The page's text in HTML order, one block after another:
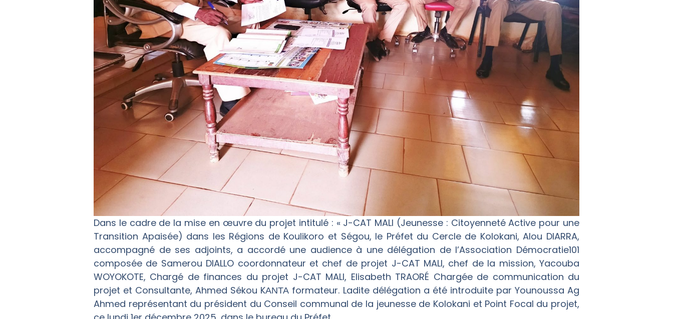
Dans le cadre de la mise en œuvre du projet intitulé : « J-CAT MALI (Jeunesse : Citoyenneté Active pour une
Transition Apaisée) dans les Régions de Koulikoro et Ségou, le Préfet du Cercle de Kolokani, Alou DIARRA,
accompagné de ses adjoints, a accordé une audience à une délégation de l’Association Démocratie101
composée de Samerou DIALLO coordonnateur et chef de projet J-CAT MALI, chef de la mission, Yacouba
WOYOKOTE, Chargé de finances du projet J-CAT MALI, Elisabeth TRAORÉ Chargée de communication du
projet et Consultante, Ahmed Sékou KΑΝΤΑ formateur. Ladite délégation a été introduite par Younoussa Ag
Ahmed représentant du président du Conseil communal de la jeunesse de Kolokani et Point Focal du projet,